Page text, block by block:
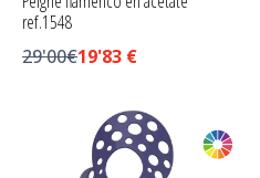
ref.1548
29'00€19'83 €